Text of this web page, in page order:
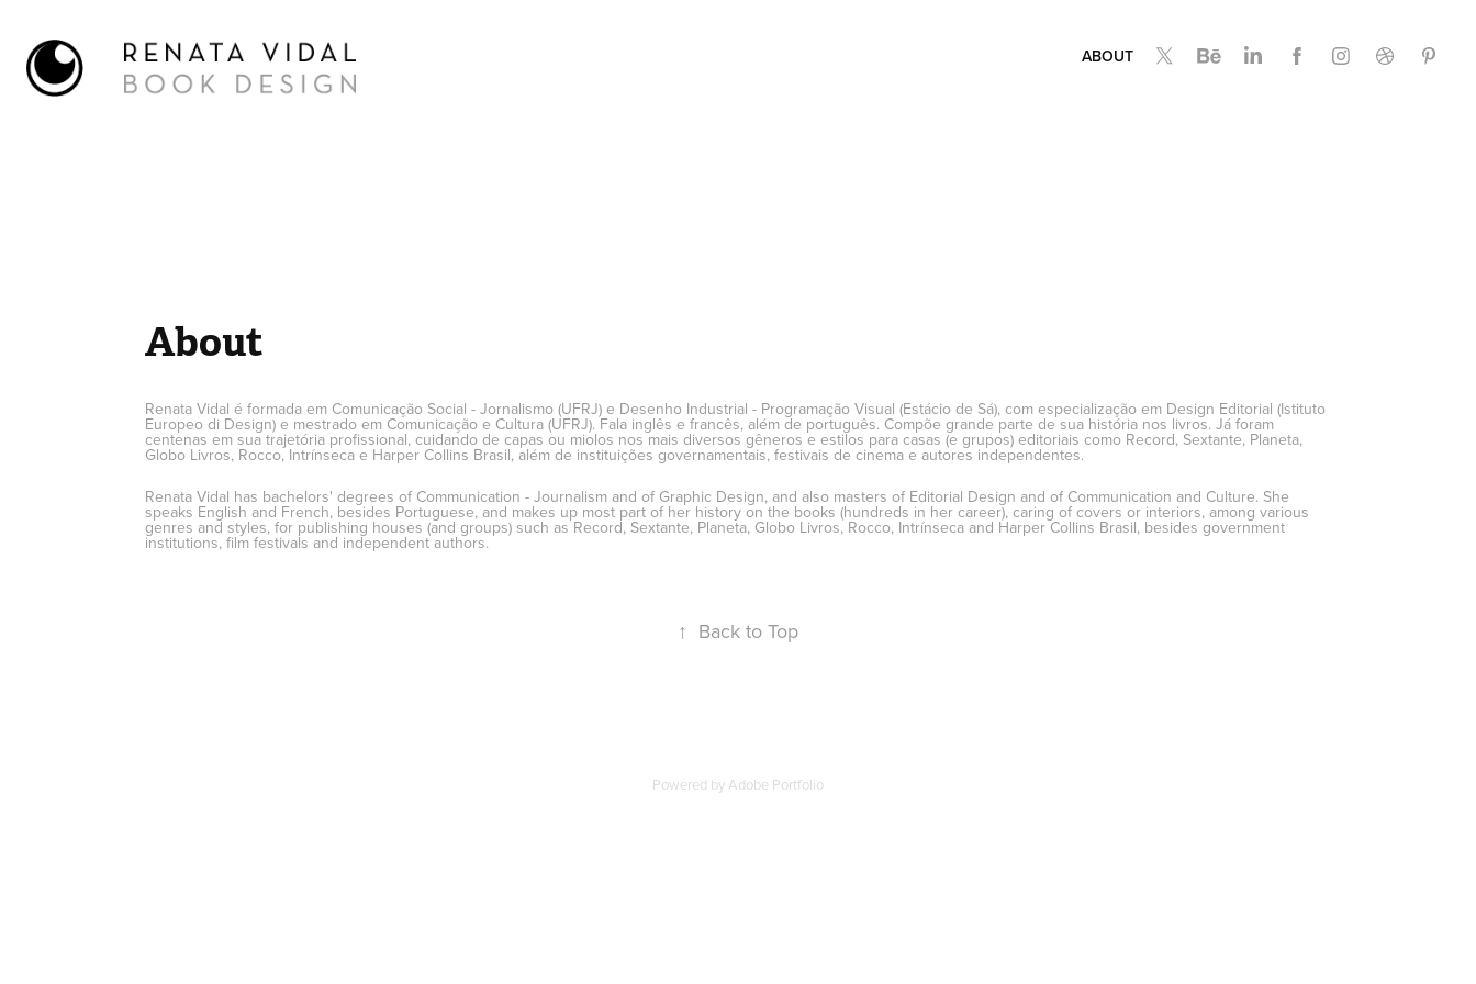
ABOUT
About
Renata Vidal é formada em Comunicação Social - Jornalismo (UFRJ) e Desenho Industrial - Programação Visual (Estácio de Sá), com especialização em Design Editorial (Istituto
Europeo di Design) e mestrado em Comunicação e Cultura (UFRJ). Fala inglês e francês, além de português. Compõe grande parte de sua história nos livros. Já foram
centenas em sua trajetória profissional, cuidando de capas ou miolos nos mais diversos gêneros e estilos para casas (e grupos) editoriais como Record, Sextante, Planeta,
Globo Livros, Rocco, Intrínseca e Harper Collins Brasil, além de instituições governamentais, festivais de cinema e autores independentes.
Renata Vidal has bachelors' degrees of Communication - Journalism and of Graphic Design, and also masters of Editorial Design and of Communication and Culture. She
speaks English and French, besides Portuguese, and makes up most part of her history on the books (hundreds in her career), caring of covers or interiors, among various
genres and styles, for publishing houses (and groups) such as Record, Sextante, Planeta, Globo Livros, Rocco, Intrínseca and Harper Collins Brasil, besides government
institutions, film festivals and independent authors.
↑ Back to Top
Powered byAdobe Portfolio